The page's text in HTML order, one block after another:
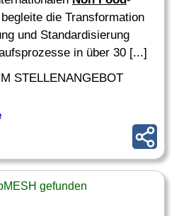
die Transformation
und Standardisierung
in über 30 [...]
STELLENANGEBOT
gefunden